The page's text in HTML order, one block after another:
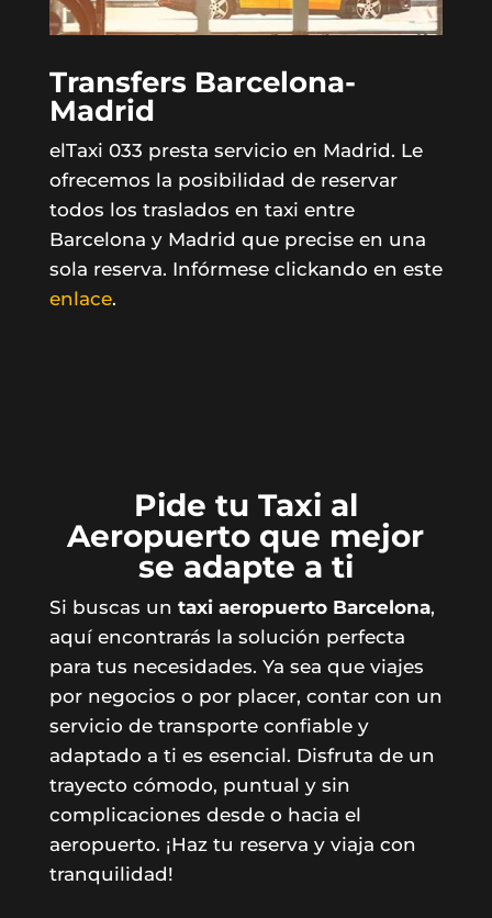
Transfers Barcelona-
Madrid
elTaxi 033 presta servicio en Madrid. Le
ofrecemos la posibilidad de reservar
todos los traslados en taxi entre
Barcelona y Madrid que precise en una
sola reserva. Infórmese clickando en este
enlace.
Pide tu Taxi al
Aeropuerto que mejor
se adapte a ti
Si buscas un taxi aeropuerto Barcelona,
aquí encontrarás la solución perfecta
para tus necesidades. Ya sea que viajes
por negocios o por placer, contar con un
servicio de transporte confiable y
adaptado a ti es esencial. Disfruta de un
trayecto cómodo, puntual y sin
complicaciones desde o hacia el
aeropuerto. ¡Haz tu reserva y viaja con
tranquilidad!